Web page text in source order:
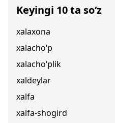
Keyingi 10 ta so‘z
xalaxona
xalacho‘p
xalacho‘plik
xaldeylar
xalfa
xalfa-shogird